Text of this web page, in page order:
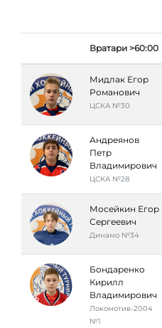
Вратари >60:00
Мидлак Егор
Романович
ЦСКА №30
Андреянов
Петр
Владимирович
ЦСКА №28
Мосейкин Егор
Сергеевич
Динамо №34
Бондаренко
Кирилл
Владимирович
Локомотив-2004
№1